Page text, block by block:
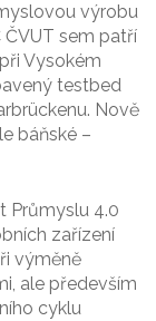
výrobu
ČVUT sem patří
Vysokém
testbed
Nově
báňské –
Průmyslu 4.0
zařízení
výměně
ale především
cyklu